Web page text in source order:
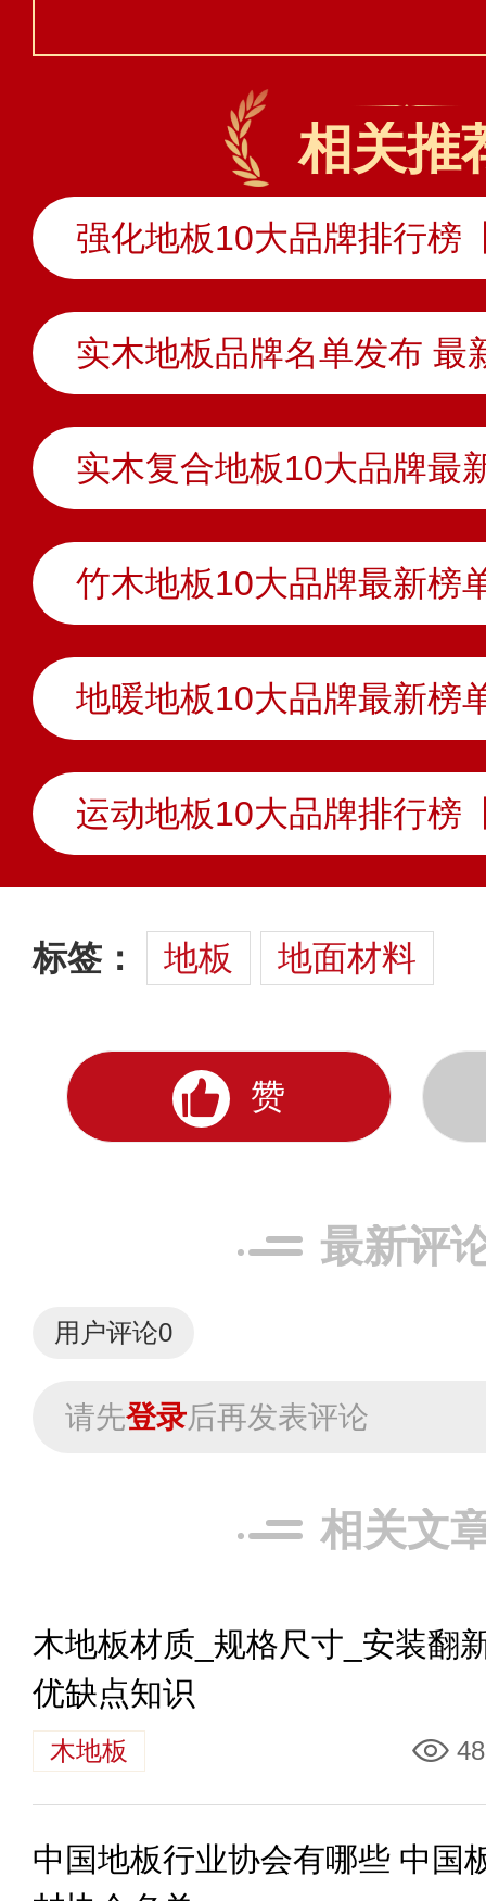
相关推
标签： 地板 地面材料
赞
最新评
用户评论0
请先登录后再发表评论
相关文
木地板材质_规格尺寸_安装翻
优缺点知识
木地板
中国地板行业协会有哪些 中国